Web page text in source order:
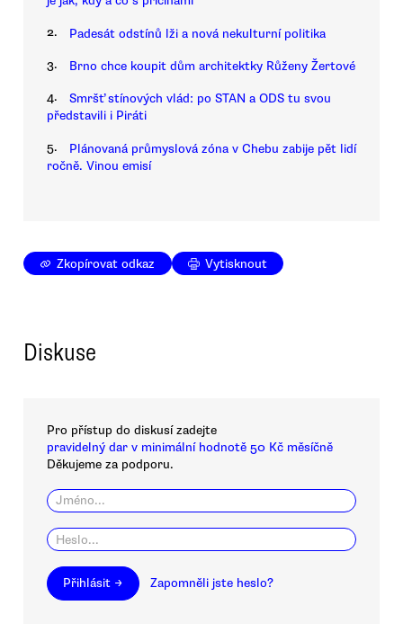
2. Padesát odstínů lži a nová nekulturní politika
3. Brno chce koupit dům architektky Růženy Žertové
4.
Smršť stínových vlád: po STAN a ODS tu svou
představili i Piráti
5.
Plánovaná průmyslová zóna v Chebu zabije pět lidí
ročně. Vinou emisí
Zkopírovat odkaz Vytisknout
Diskuse
Pro přístup do diskusí zadejte
pravidelný dar v minimální hodnotě 50 Kč měsíčně
Děkujeme za podporu.
Přihlásit → Zapomněli jste heslo?